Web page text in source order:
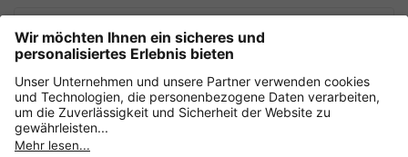
Sicher einkaufen mit